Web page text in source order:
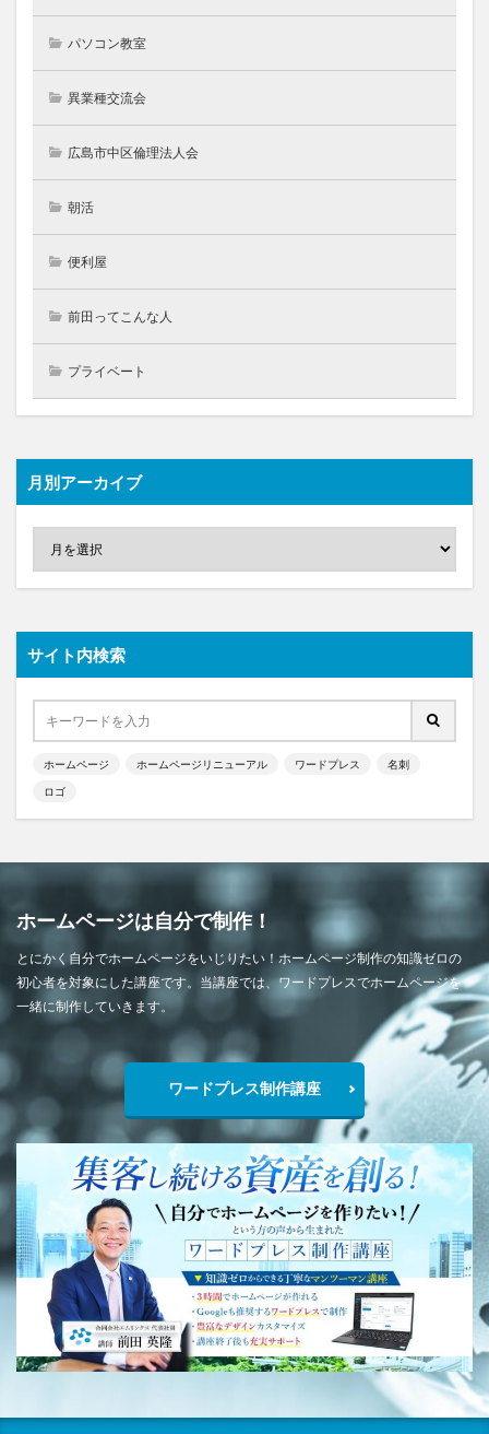
パソコン教室
異業種交流会
広島市中区倫理法人会
朝活
便利屋
前田ってこんな人
プライベート
月別アーカイブ
サイト内検索
ホームページ ホームページリニューアル ワードプレス 名刺
ロゴ
ホームページは自分で制作！
とにかく自分でホームページをいじりたい！ホームページ制作の知識ゼロの
初心者を対象にした講座です。当講座では、ワードプレスでホームページを
一緒に制作していきます。
ワードプレス制作講座